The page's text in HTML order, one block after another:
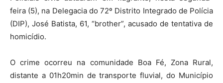
feira (5), na Delegacia do 72º Distrito Integrado de Polícia
(DIP), José Batista, 61, “brother”, acusado de tentativa de
homicídio.
O crime ocorreu na comunidade Boa Fé, Zona Rural,
distante a 01h20min de transporte fluvial, do Município